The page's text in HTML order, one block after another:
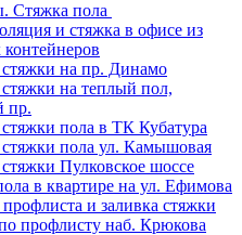
Стяжка пола
и стяжка в офисе из
стяжки на пр. Динамо
на теплый пол,
пр.
пола в ТК Кубатура
стяжки пола ул. Камышовая
Пулковское шоссе
в квартире на ул. Ефимова
и заливка стяжки
профлисту наб. Крюкова